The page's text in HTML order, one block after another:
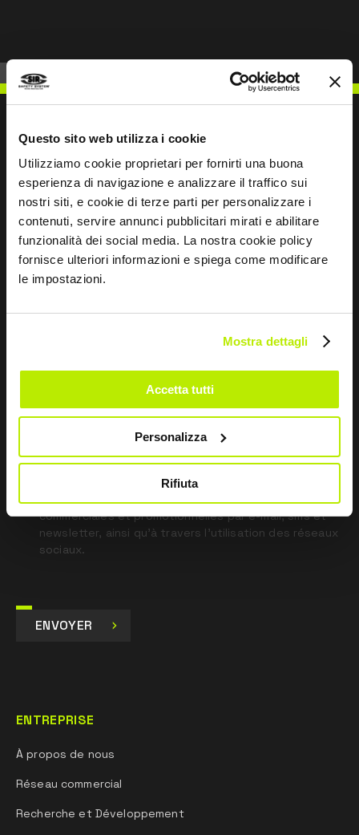
Questo sito web utilizza i cookie
Utilizziamo cookie proprietari per fornirti una buona
esperienza di navigazione e analizzare il traffico sui
nostri siti, e cookie di terze parti per personalizzare i
contenuti, servire annunci pubblicitari mirati e abilitare
funzionalità dei social media. La nostra cookie policy
fornisce ulteriori informazioni e spiega come modificare
le impostazioni.
Mostra dettagli
Accetta tutti
Personalizza
Rifiuta
NOUS ÉCRIRE
Restons en contact
Leave
en vertu de l’art. 13 du règlement UE 679/16.
Je consens
Je consens au traitement des données à des fins de
marketing et de réception de communications
commerciales et promotionnelles par e-mail, sms et
newsletter, ainsi qu’à travers l’utilisation des réseaux
sociaux.
ENVOYER
ENTREPRISE
À propos de nous
Réseau commercial
Recherche et Développement